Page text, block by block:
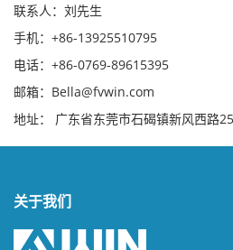
联系人：刘先生
手机：+86-13925510795
电话：+86-0769-89615395
邮箱：Bella@fvwin.com
地址： 广东省东莞市石碣镇新风西路
关于我们